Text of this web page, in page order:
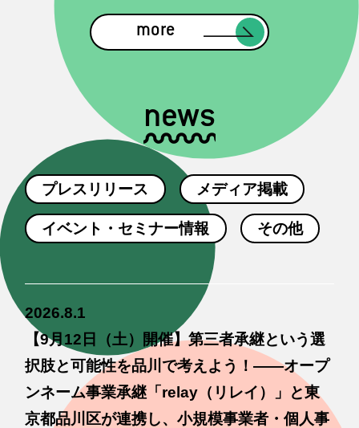
more
news
プレスリリース メディア掲載
イベント・セミナー情報 その他
2026.8.1
【9月12日（土）開催】第三者承継という選
択肢と可能性を品川で考えよう！——オープ
ンネーム事業承継「relay（リレイ）」と東
京都品川区が連携し、小規模事業者・個人事